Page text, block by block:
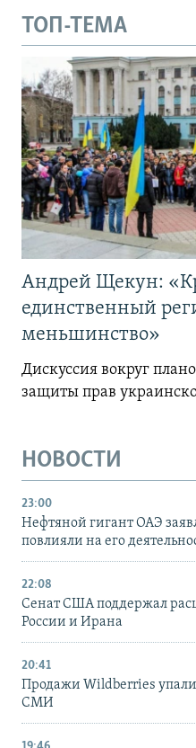
ТОП-ТЕМА
Андрей Щекун:
единственный
меньшинство»
Дискуссия вокруг
защиты прав
НОВОСТИ
23:00
Нефтяной гигант ОАЭ
повлияли на его
22:08
Сенат США поддержал
России и Ирана
20:41
Продажи Wildberries упали
СМИ